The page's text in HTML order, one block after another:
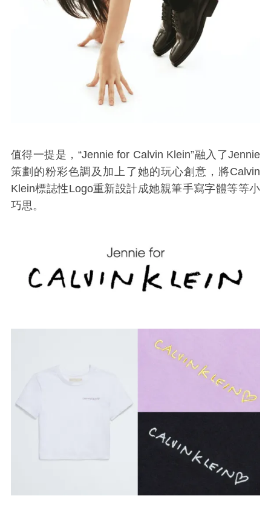
值得一提是， “Jennie for Calvin Klein”融入了Jennie
策劃的粉彩色調及加上了她的玩心創意，將Calvin
Klein標誌性Logo重新設計成她親筆手寫字體等等小
巧思。